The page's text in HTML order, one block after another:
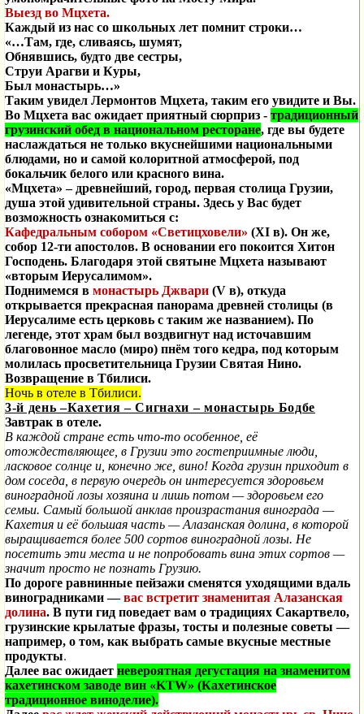
Выезд во Мцхета.
Каждый из нас со школьных лет помнит строки…
«…Там, где, сливаясь, шумят,
Обнявшись, будто две сестры,
Струи Арагви и Куры,
Был монастырь…»
Таким увидел Лермонтов Мцхета, таким его увидите и Вы.
Во Мцхета вас ожидает приятный сюрприз - традиционный
грузинский обед в национальном ресторане, где вы будете
наслаждаться не только вкуснейшими национальными
блюдами, но и самой колоритной атмосферой, под
бокальчик белого или красного вина.
«Мцхета» – древнейший, город, первая столица Грузии,
душа этой удивительной страны. Здесь у Вас будет
возможность ознакомиться с:
Кафедральным собором «Светицховели» (XI в). Он же,
собор 12-ти апостолов. В основании его покоится Хитон
Господень. Благодаря этой святыне Мцхета называют
«вторым Иерусалимом».
Поднимемся в монастырь Джвари (V в), откуда
открывается прекрасная панорама древней столицы (в
Иерусалиме есть церковь с таким же названием). По
легенде, этот храм был воздвигнут над источавшим
благовонное масло (миро) пнём того кедра, под которым
молилась просветительница Грузии Святая Нино.
Возвращение в Тбилиси.
Ночь в отеле в Тбилиси.
3-й день –Кахетия – Сигнахи – монастырь Бодбе
Завтрак в отеле.
В каждой стране есть что-то особенное, её
отождествляющее, в Грузии это гостеприимные люди,
ласковое солнце и, конечно же, вино! Когда грузин приходит в
дом соседа, в первую очередь он интересуется здоровьем
виноградной лозы хозяина и лишь потом — здоровьем его
семьи. Самый большой анклав произрастания винограда —
Кахетия и её большая часть — Алазанская долина, в которой
выращивается более 500 сортов виноградной лозы. Не
посетить эти места и не попробовать вина этих сортов —
значит просто не познать Грузию.
По дороге равнинные пейзажи сменятся уходящими вдаль
виноградниками —вас встретит знаменитая Алазанская
долина. В пути гид поведает вам о традициях Сакартвело,
грузинские крылатые фразы, тосты и полезные советы —
например, о том, как выбрать самые вкусные местные
продукты.
Далее вас ожидает невероятная дегустация на знаменитом
кахетинском заводе вин «KTW» (Кахетинское
традиционное виноделие).